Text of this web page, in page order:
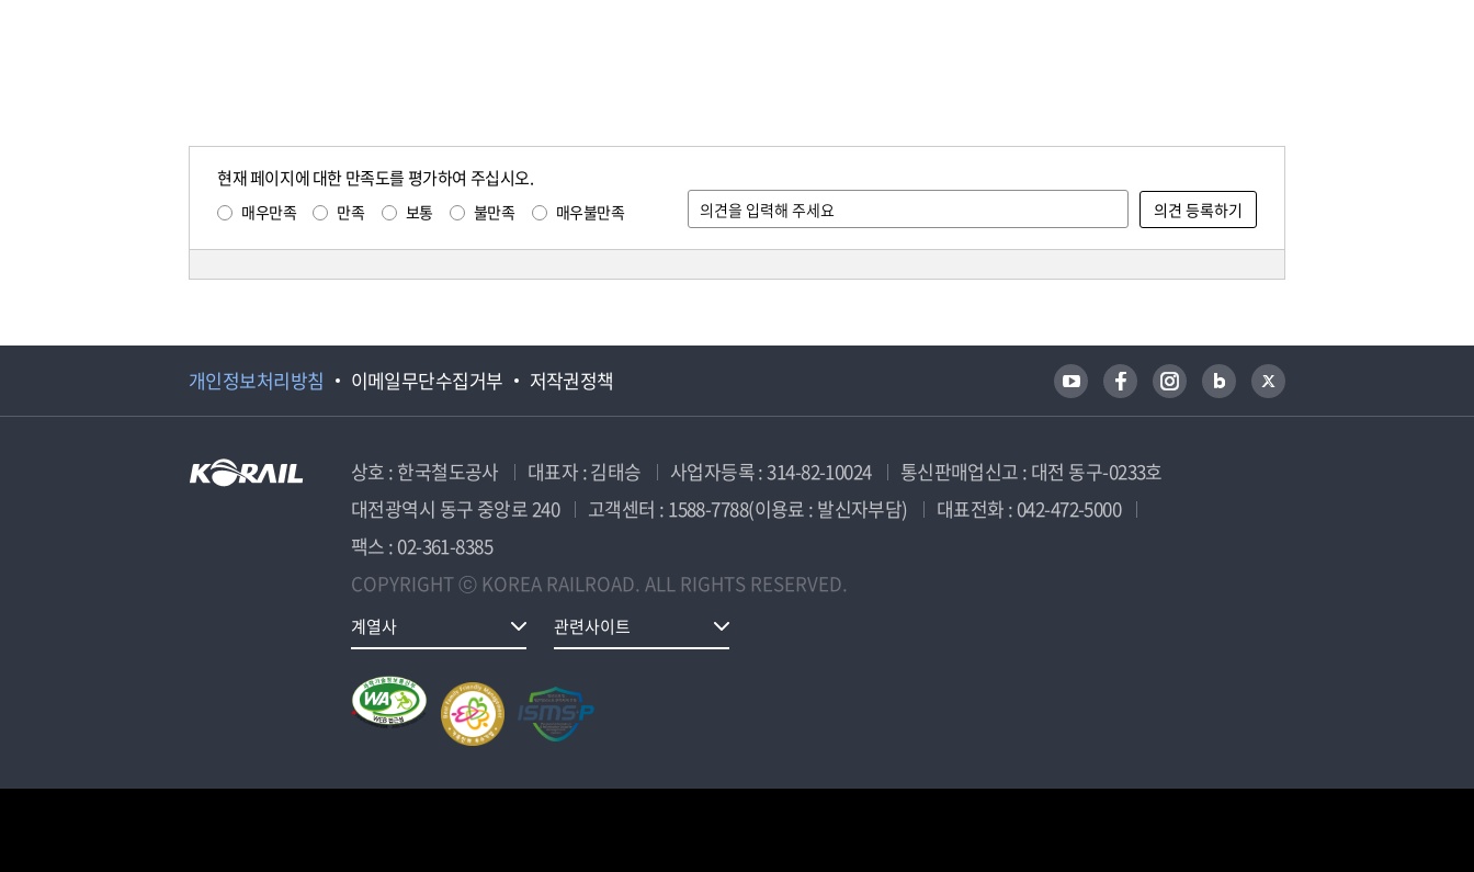
현재 페이지에 대한 만족도를 평가하여 주십시오.
매우만족 만족 보통 불만족 매우불만족
개인정보처리방침 이메일무단수집거부 저작권정책
상호 : 한국철도공사 대표자 : 김태승 사업자등록 : 314-82-10024
통신판매업신고 : 대전 동구-0233호
대전광역시 동구 중앙로 240
고객센터 : 1588-7788(이용료 : 발신자부담)
대표전화 : 042-472-5000
팩스 : 02-361-8385
COPYRIGHT ⓒ KOREA RAILROAD. ALL RIGHTS RESERVED.
계열사 관련사이트